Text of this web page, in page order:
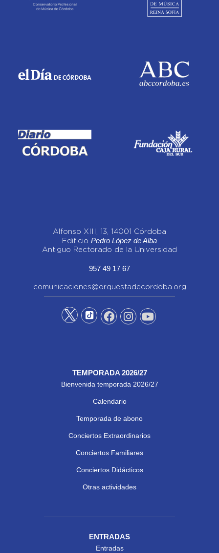
Alfonso XIII, 13, 14001 Córdoba
Edificio Pedro López de Alba
Antiguo Rectorado de la Universidad
957 49 17 67
comunicaciones@orquestadecordoba.org
TEMPORADA 2026/27
Bienvenida temporada 2026/27
Calendario
Temporada de abono
Conciertos Extraordinarios
Conciertos Familiares
Conciertos Didácticos
Otras actividades
ENTRADAS
Entradas